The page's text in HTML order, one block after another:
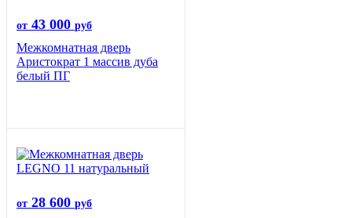
от 43 000 руб
Межкомнатная дверь
Аристократ 1 массив дуба
белый ПГ
от 28 600 руб